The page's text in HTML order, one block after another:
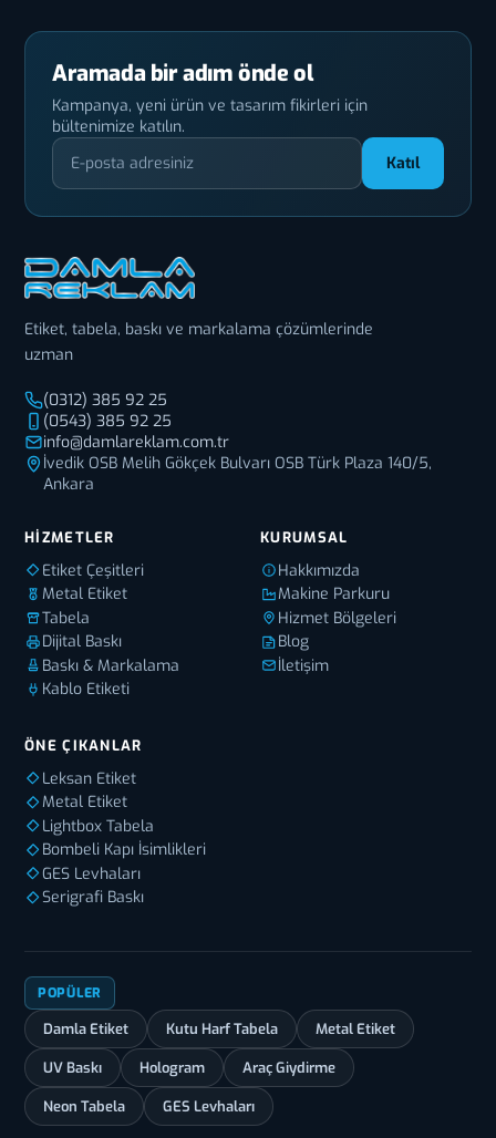
Aramada bir adım önde ol
Kampanya, yeni ürün ve tasarım fikirleri için
bültenimize katılın.
Katıl
Etiket, tabela, baskı ve markalama çözümlerinde
uzman
(0312) 385 92 25
(0543) 385 92 25
info@damlareklam.com.tr
İvedik OSB Melih Gökçek Bulvarı OSB Türk Plaza 140/5,
Ankara
HIZMETLER
Etiket Çeşitleri
Metal Etiket
Tabela
Dijital Baskı
Baskı & Markalama
Kablo Etiketi
KURUMSAL
Hakkımızda
Makine Parkuru
Hizmet Bölgeleri
Blog
İletişim
ÖNE ÇIKANLAR
Leksan Etiket
Metal Etiket
Lightbox Tabela
Bombeli Kapı İsimlikleri
GES Levhaları
Serigrafi Baskı
POPÜLER
Damla Etiket Kutu Harf Tabela Metal Etiket
UV Baskı Hologram Araç Giydirme
Neon Tabela GES Levhaları